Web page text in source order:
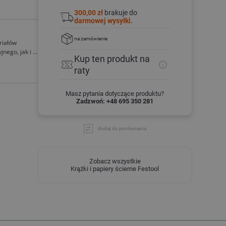
300,00 złbrakuje do
darmowej wysyłki.
na zamówienie
Kup ten produkt na
raty
Masz pytania dotyczące produktu?
Zadzwoń: +48 695 350 281
dodaj do porównania
Zobacz wszystkie
Krążki i papiery ścierne Festool
jak i w